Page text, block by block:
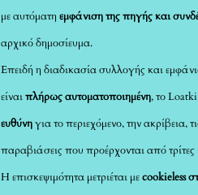
με αυτόματηεμφάνιση της πηγής και
αρχικό δημοσίευμα.
Επειδή η διαδικασία συλλογής και
είναιπλήρως αυτοματοποιημένη, το
ευθύνηγια το περιεχόμενο, την ακρίβεια,
παραβιάσεις που προέρχονται από τρίτες
Η επισκεψιμότητα μετριέται μεcookieless